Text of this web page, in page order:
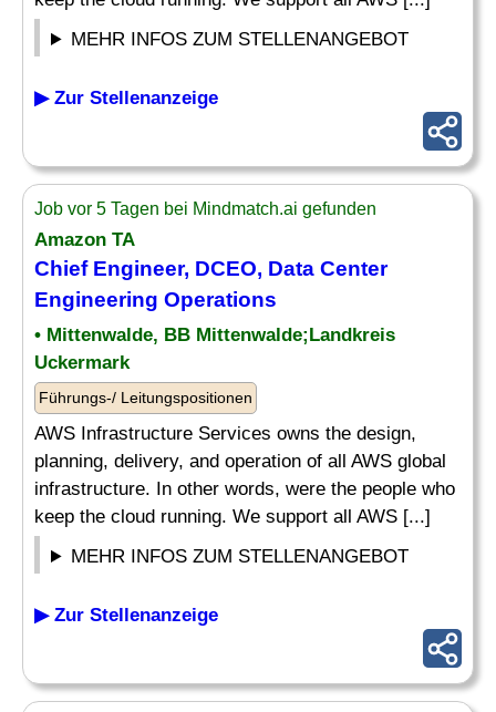
MEHR INFOS ZUM STELLENANGEBOT
▶ Zur Stellenanzeige
Job vor 5 Tagen bei Mindmatch.ai gefunden
Amazon TA
Chief Engineer, DCEO, Data Center
Engineering Operations
• Mittenwalde, BB Mittenwalde;Landkreis
Uckermark
Führungs-/ Leitungspositionen
AWS Infrastructure Services owns the design,
planning, delivery, and operation of all AWS global
infrastructure. In other words, were the people who
keep the cloud running. We support all AWS [...]
MEHR INFOS ZUM STELLENANGEBOT
▶ Zur Stellenanzeige